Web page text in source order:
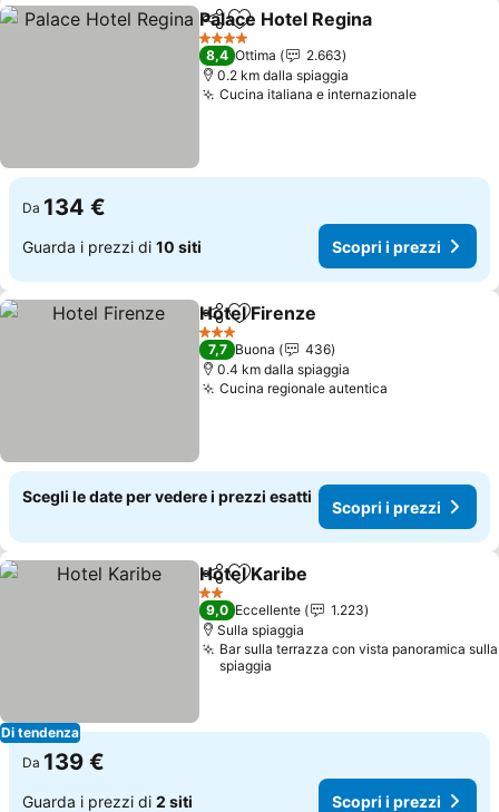
CondividiAggiungi ai preferiti
Palace Hotel Regina
4 Stelle
8,4 Ottima
2.663
0.2 km dalla spiaggia
Cucina italiana e internazionaleScopri i
Da 134 €
Guarda i prezzi di 10 siti Scopri i prezzi
CondividiAggiungi ai preferiti
Hotel Firenze
3 Stelle
7,7 Buona
436
0.4 km dalla spiaggia
Cucina regionale autentica
Scegli le date per vedere i prezzi esatti
Scopri i prezzi
Di tendenza
CondividiAggiungi ai preferiti
Hotel Karibe
2 Stelle
9,0 Eccellente
1.223
Sulla spiaggia
Bar sulla terrazza con vista panoramica sulla
spiaggia
Da 139 €
Guarda i prezzi di 2 siti Scopri i prezzi